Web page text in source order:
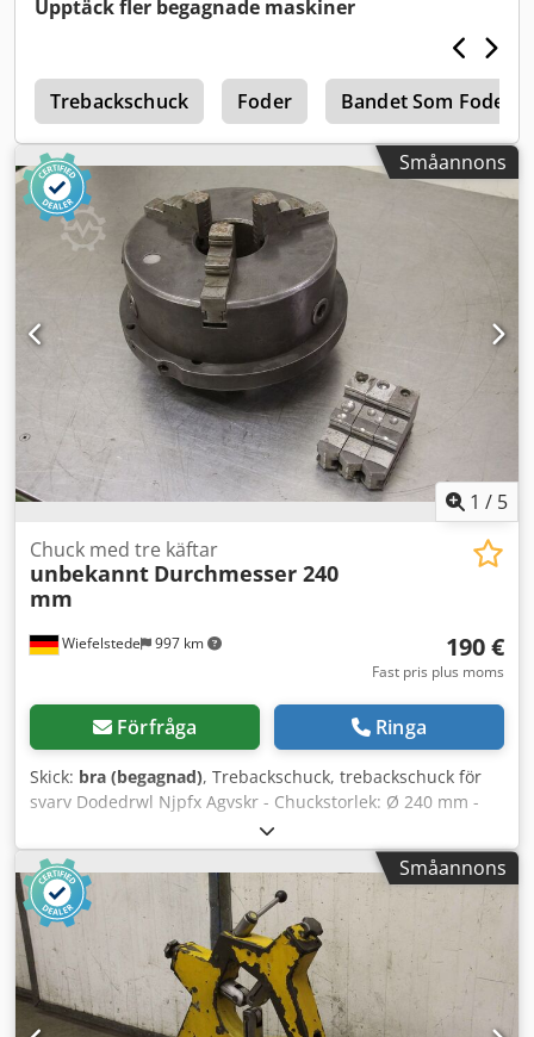
Upptäck fler begagnade maskiner
Trebackschuck Foder Bandet Som Foder
Småannons
1 / 5
Wiefelstede 997 km
Chuck med tre käftar
unbekannt Durchmesser 240
mm
190 €
Fast pris plus moms
Förfråga Ringa
Skick: bra (begagnad), Trebackschuck, trebackschuck för
svarv Dodedrwl Njpfx Agvskr - Chuckstorlek: Ø 240 mm -
Kortkonkonupptagning: Kortkon 6, Ø 105 - Genomgång: Ø
77 mm - Ett set: hårda utbytbara backar - Vikt: 28 kg
Småannons